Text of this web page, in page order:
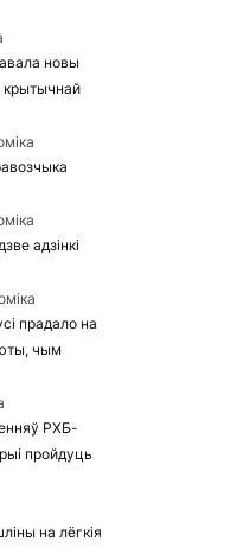
новы
крытычнай
адзінкі
прадало на
чым
РХБ-
пройдуць
на лёгкія